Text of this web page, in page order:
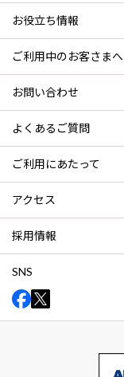
お役立ち情報
ご利用中のお客さまへ
お問い合わせ
よくあるご質問
ご利用にあたって
アクセス
採用情報
SNS